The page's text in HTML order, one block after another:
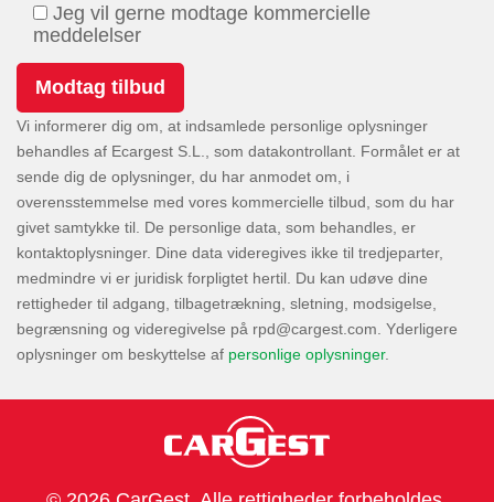
Jeg vil gerne modtage kommercielle
meddelelser
Vi informerer dig om, at indsamlede personlige oplysninger
behandles af Ecargest S.L., som datakontrollant. Formålet er at
sende dig de oplysninger, du har anmodet om, i
overensstemmelse med vores kommercielle tilbud, som du har
givet samtykke til. De personlige data, som behandles, er
kontaktoplysninger. Dine data videregives ikke til tredjeparter,
medmindre vi er juridisk forpligtet hertil. Du kan udøve dine
rettigheder til adgang, tilbagetrækning, sletning, modsigelse,
begrænsning og videregivelse på
. Yderligere
oplysninger om beskyttelse af personlige oplysninger.